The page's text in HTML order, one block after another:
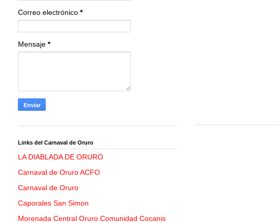
Correo electrónico *
Mensaje *
Links del Carnaval de Oruro
LA DIABLADA DE ORURO
Carnaval de Oruro ACFO
Carnaval de Oruro
Caporales San Simon
Morenada Central Oruro Comunidad Cocanis